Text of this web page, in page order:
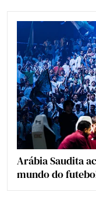
Arábia Saudita
mundo do